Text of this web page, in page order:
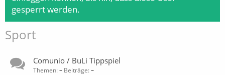
gesperrt werden.
Sport
Comunio / BuLi Tippspiel
Themen:– Beiträge:–